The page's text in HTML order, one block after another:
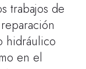
trabajos de
hidráulico
en el